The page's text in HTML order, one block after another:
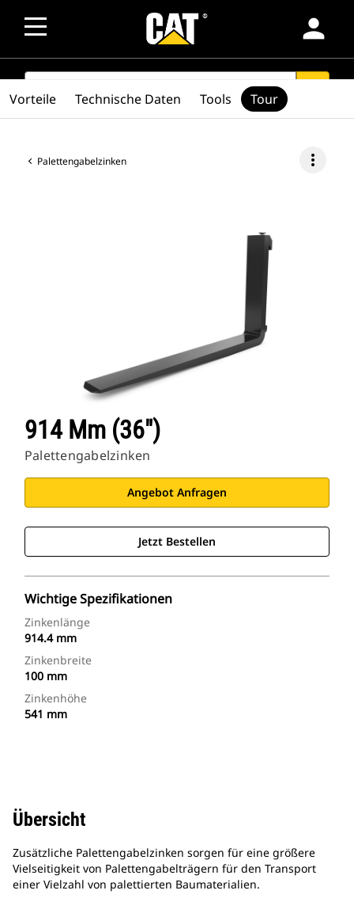
person
SEARCH
Palettengabelzinken more_vert
914 Mm (36")
Palettengabelzinken
Angebot Anfragen
Jetzt Bestellen
Wichtige Spezifikationen
Zinkenlänge
914.4 mm
Zinkenbreite
100 mm
Zinkenhöhe
541 mm
Vorteile Technische Daten Tools Tour
Übersicht
Zusätzliche Palettengabelzinken sorgen für eine größere
Vielseitigkeit von Palettengabelträgern für den Transport
einer Vielzahl von palettierten Baumaterialien.